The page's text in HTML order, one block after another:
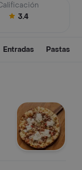
3.4
Entradas Pastas